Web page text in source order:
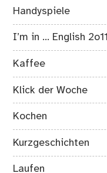
Handyspiele
I’m in … English 2o11
Kaffee
Klick der Woche
Kochen
Kurzgeschichten
Laufen